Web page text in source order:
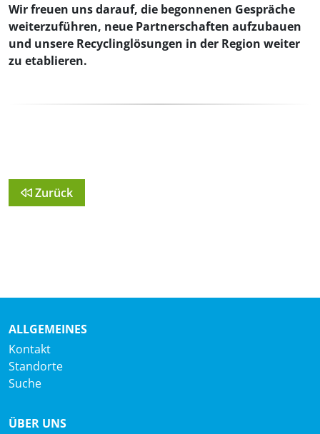
Wir freuen uns darauf, die begonnenen Gespräche
weiterzuführen, neue Partnerschaften aufzubauen
und unsere Recyclinglösungen in der Region weiter
zu etablieren.
Zurück
ALLGEMEINES
Kontakt
Standorte
Suche
ÜBER UNS